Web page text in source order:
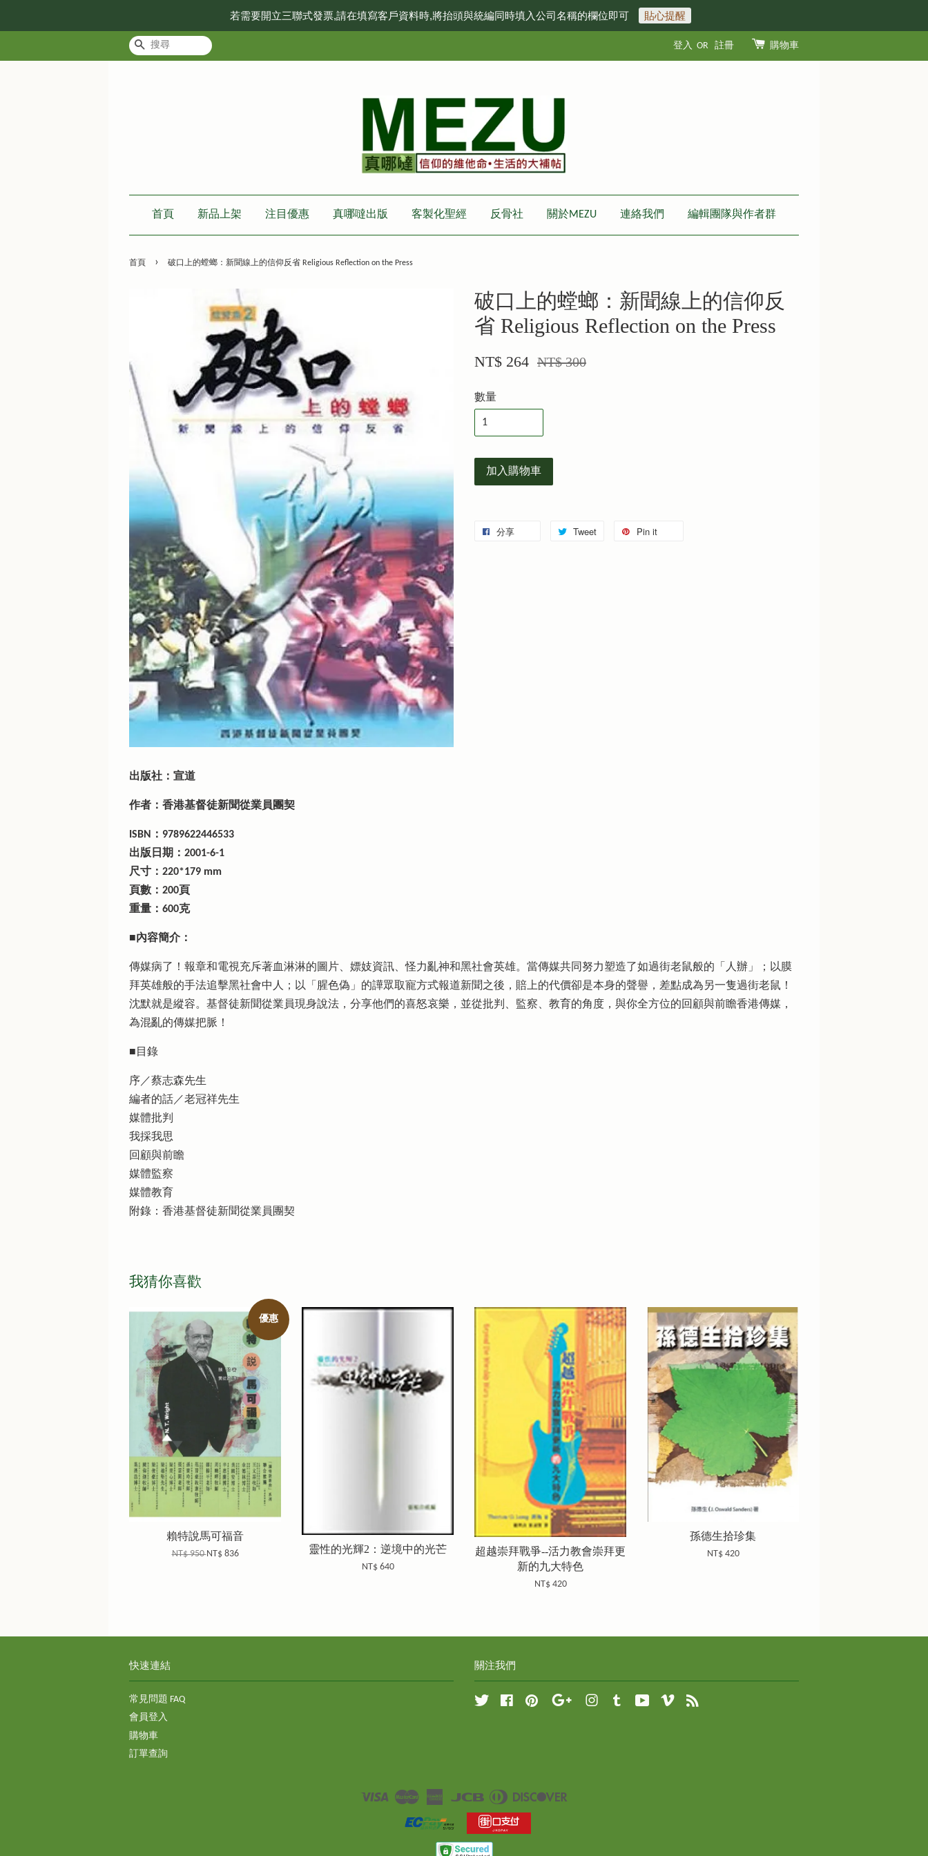
若需要開立三聯式發票,請在填寫客戶資料時,將抬頭與統編同時填入公司名稱的欄位即可 貼心提醒
搜尋 登入 OR 註冊 購物車
首頁 新品上架 注目優惠 真哪噠出版 客製化聖經 反骨社 關於MEZU 連絡我們 編輯團隊與作者群
首頁 › 破口上的螳螂：新聞線上的信仰反省 Religious Reflection on the Press
破口上的螳螂：新聞線上的信仰反
省 Religious Reflection on the Press
NT$ 264 NT$ 300
數量
加入購物車
分享 Tweet Pin it
出版社：宣道
作者：香港基督徒新聞從業員團契
ISBN：9789622446533
出版日期：2001-6-1
尺寸：220*179 mm
頁數：200頁
重量：600克
■內容簡介：
傳媒病了！報章和電視充斥著血淋淋的圖片、嫖妓資訊、怪力亂神和黑社會英雄。當傳媒共同努力塑造了如過街老鼠般的「人辦」；以膜
拜英雄般的手法追擊黑社會中人；以「腥色偽」的譁眾取寵方式報道新聞之後，賠上的代價卻是本身的聲譽，差點成為另一隻過街老鼠！
沈默就是縱容。基督徒新聞從業員現身說法，分享他們的喜怒哀樂，並從批判、監察、教育的角度，與你全方位的回顧與前瞻香港傳媒，
為混亂的傳媒把脈！
■目錄
序／蔡志森先生
編者的話／老冠祥先生
媒體批判
我採我思
回顧與前瞻
媒體監察
媒體教育
附錄：香港基督徒新聞從業員團契
我猜你喜歡
優惠
賴特說馬可福音
NT$ 950NT$ 836 靈性的光輝2：逆境中的光芒
NT$ 640
超越崇拜戰爭--活力教會崇拜更
新的九大特色
NT$ 420
孫德生拾珍集
NT$ 420
快速連結
常見問題 FAQ
會員登入
購物車
訂單查詢
關注我們
Twitter FacebookPinterest Google InstagramTumblr YouTubeVimeo
Visa Master
American
JCB
Diners